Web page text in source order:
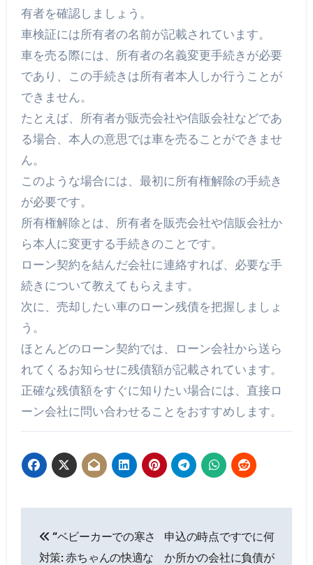
有者を確認しましょう。
車検証には所有者の名前が記載されています。
車を売る際には、所有者の名義変更手続きが必要
であり、この手続きは所有者本人しか行うことが
できません。
たとえば、所有者が販売会社や信販会社などであ
る場合、本人の意思では車を売ることができませ
ん。
このような場合には、最初に所有権解除の手続き
が必要です。
所有権解除とは、所有者を販売会社や信販会社か
ら本人に変更する手続きのことです。
ローン契約を結んだ会社に連絡すれば、必要な手
続きについて教えてもらえます。
次に、売却したい車のローン残債を把握しましょ
う。
ほとんどのローン契約では、ローン会社から送ら
れてくるお知らせに残債額が記載されています。
正確な残債額をすぐに知りたい場合には、直接ロ
ーン会社に問い合わせることをおすすめします。
稿
“ベビーカーでの寒さ
対策: 赤ちゃんの快適な
申込の時点ですでに何
か所かの会社に負債が